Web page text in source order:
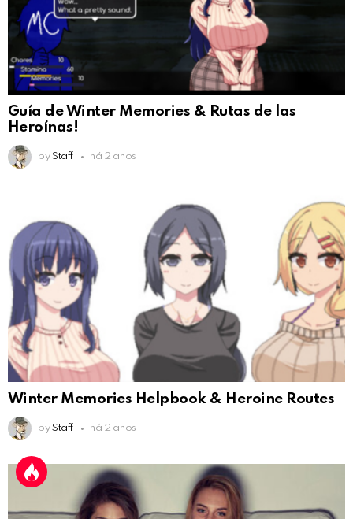
Guía de Winter Memories & Rutas de las
Heroínas!
by Staff há 2 anos
Winter Memories Helpbook & Heroine Routes
by Staff há 2 anos